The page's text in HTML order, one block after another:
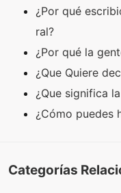
¿Por qué
ral?
¿Por qué la
¿Que Quiere
¿Que significa
¿Cómo puedes
Categorías